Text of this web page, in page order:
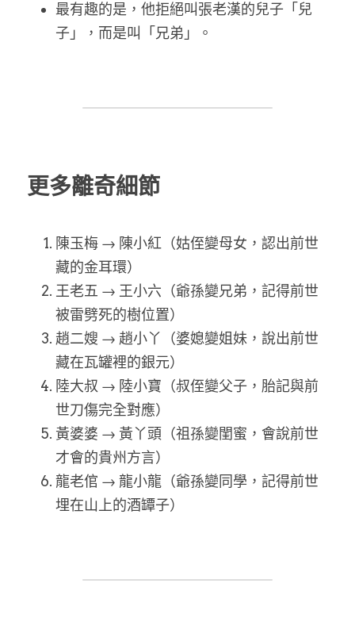
最有趣的是，他拒絕叫張老漢的兒子「兒
子」，而是叫「兄弟」。
更多離奇細節
陳玉梅 → 陳小紅（姑侄變母女，認出前世
藏的金耳環）
王老五 → 王小六（爺孫變兄弟，記得前世
被雷劈死的樹位置）
趙二嫂 → 趙小丫（婆媳變姐妹，說出前世
藏在瓦罐裡的銀元）
陸大叔 → 陸小寶（叔侄變父子，胎記與前
世刀傷完全對應）
黃婆婆 → 黃丫頭（祖孫變閨蜜，會說前世
才會的貴州方言）
龍老倌 → 龍小龍（爺孫變同學，記得前世
埋在山上的酒罈子）